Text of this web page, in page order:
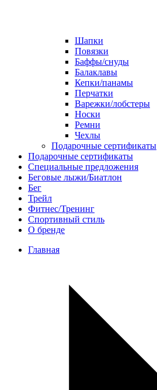
Шапки
Повязки
Баффы/снуды
Балаклавы
Кепки/панамы
Перчатки
Варежки/лобстеры
Носки
Ремни
Чехлы
Подарочные сертификаты
Подарочные сертификаты
Специальные предложения
Беговые лыжи/Биатлон
Бег
Трейл
Фитнес/Тренинг
Спортивный стиль
О бренде
Главная